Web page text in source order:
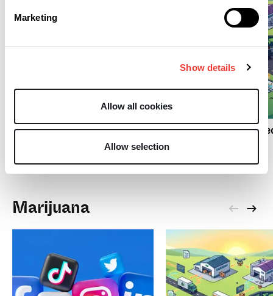
Marketing
Show details
Allow all cookies
Allow selection
L
sozialen Medien
L
Vier US-
gründen das „Green
Marijuana